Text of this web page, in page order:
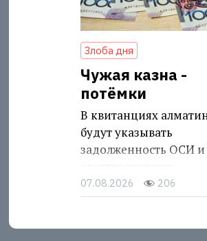
Злоба дня
Чужая казна -
потёмки
В квитанциях
будут указывать
задолженность ОСИ и
07.08.2026 206